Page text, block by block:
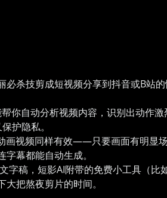
杀技剪成短视频分享到抖音或B站
你自动分析视频内容，识别出动作
护隐私。
视频同样有效——只要画面有明显
幕都能自动生成。
稿，短影AI附带的免费小工具（
把熬夜剪片的时间。